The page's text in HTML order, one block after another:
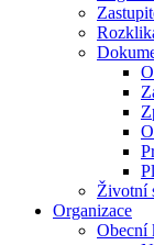
Životní
Organizace
Obecní